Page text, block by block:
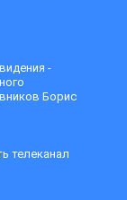
-
Борис
телеканал